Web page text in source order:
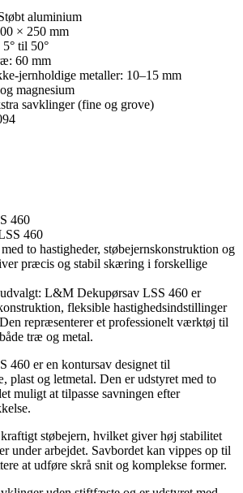
aluminium
× 250 mm
til 50°
60 mm
jernholdige metaller: 10–15 mm
magnesium
savklinger (fine og grove)
460
to hastigheder, støbejernskonstruktion og
præcis og stabil skæring i forskellige
L&M Dekupørsav LSS 460 er
fleksible hastighedsindstillinger
repræsenterer et professionelt værktøj til
træ og metal.
460 er en kontursav designet til
plast og letmetal. Den er udstyret med to
muligt at tilpasse savningen efter
støbejern, hvilket giver høj stabilitet
under arbejdet. Savbordet kan vippes op til
at udføre skrå snit og komplekse former.